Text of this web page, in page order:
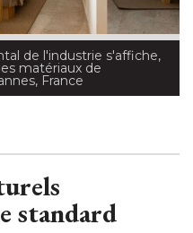
de l'industrie s'affiche,
matériaux de
France
standard